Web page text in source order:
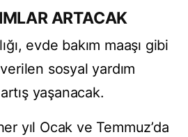
ARTACAK
evde bakım maaşı gibi
sosyal yardım
yaşanacak.
yıl Ocak ve Temmuz’da